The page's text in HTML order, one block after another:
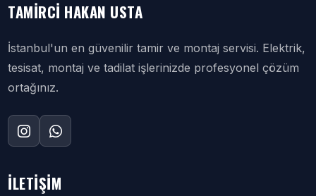
TAMIRCI HAKAN USTA
İstanbul'un en güvenilir tamir ve montaj servisi. Elektrik,
tesisat, montaj ve tadilat işlerinizde profesyonel çözüm
ortağınız.
İLETIŞIM